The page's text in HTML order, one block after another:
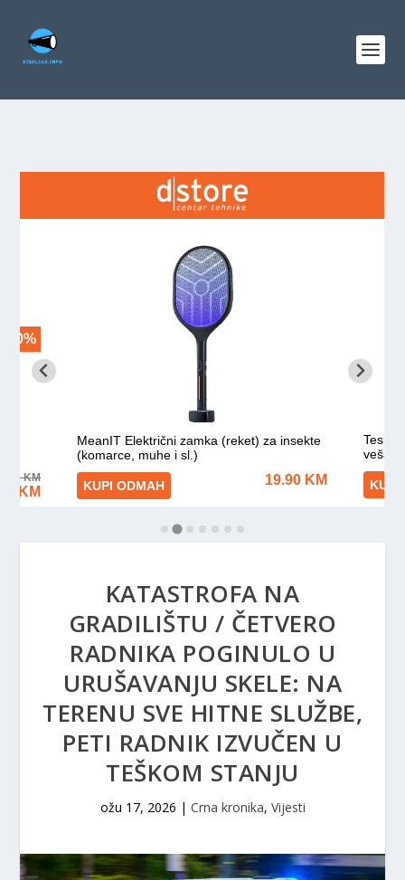
KATASTROFA NA
GRADILIŠTU / ČETVERO
RADNIKA POGINULO U
URUŠAVANJU SKELE: NA
TERENU SVE HITNE SLUŽBE,
PETI RADNIK IZVUČEN U
TEŠKOM STANJU
ožu 17, 2026 | Crna kronika, Vijesti